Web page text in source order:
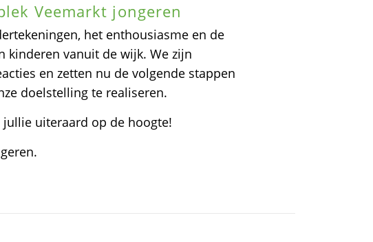
Veemarkt jongeren
het enthousiasme en de
kinderen vanuit de wijk. We zijn
en zetten nu de volgende stappen
doelstelling te realiseren.
uiteraard op de hoogte!